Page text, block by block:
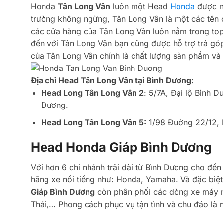
Honda Tân Long Vân luôn một Head Honda được
trường không ngừng, Tân Long Vân là một các
các cửa hàng của Tân Long Vân luôn nằm trong
đến với Tân Long Vân bạn cũng được hỗ trợ trả
của Tân Long Vân chính là chất lượng sản phẩm
Địa chỉ Head Tân Long Vân tại Bình Dương:
Head Long Tân Long Vân 2: 5/7A, Đại lộ Bình
Dương.
Head Long Tân Long Vân 5: 1/98 Đường 22/12,
Head Honda Giáp Bình Dương
Với hơn 6 chi nhánh trải dài từ Bình Dương cho
hãng xe nổi tiếng như: Honda, Yamaha. Và đặc
Giáp Bình Dương còn phân phối các dòng xe máy
Thái,… Phong cách phục vụ tận tình và chu đáo là